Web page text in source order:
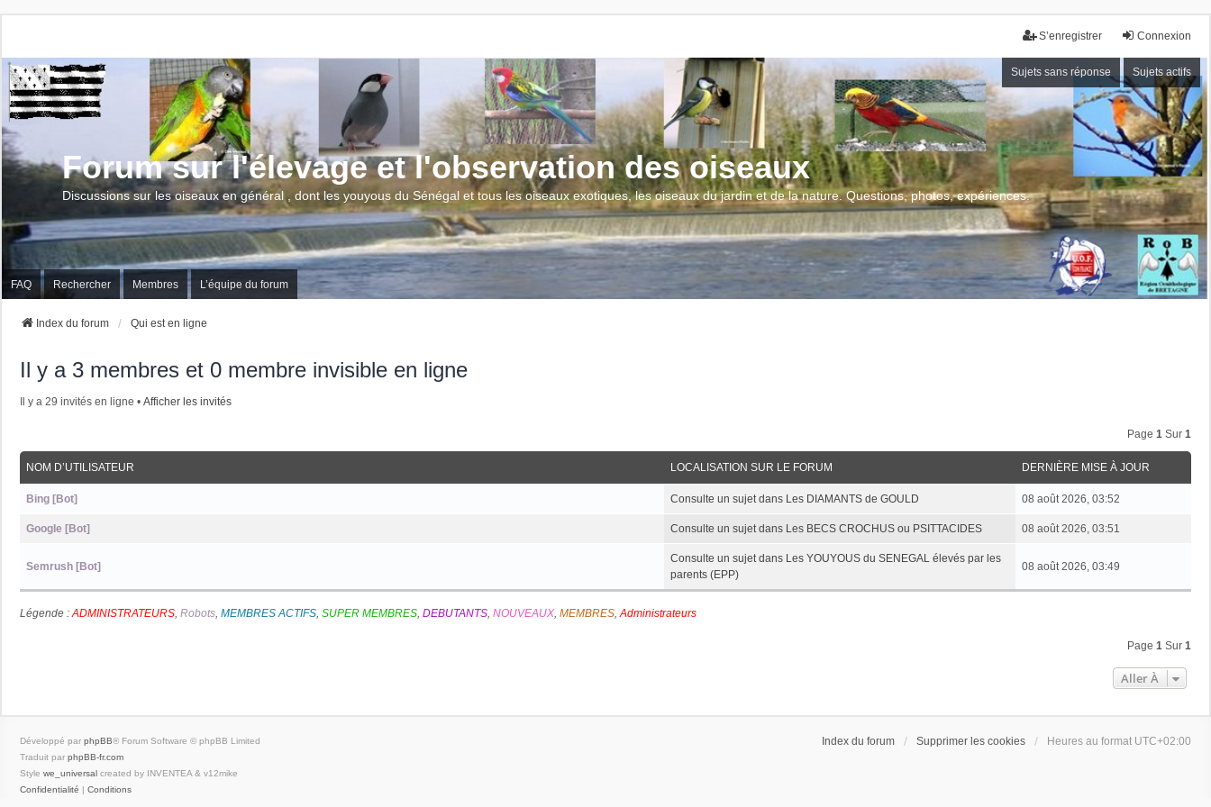
Connexion
S’enregistrer
Sujets sans réponse Sujets actifs
Forum sur l'élevage et l'observation des oiseaux
Discussions sur les oiseaux en général , dont les youyous du Sénégal et tous les oiseaux exotiques, les oiseaux du jardin et de la nature. Questions, photos, expériences.
FAQ Rechercher Membres L’équipe du forum
Index du forum Qui est en ligne
Il y a 3 membres et 0 membre invisible en ligne
Il y a 29 invités en ligne • Afficher les invités
Page 1 Sur 1
NOM D’UTILISATEUR LOCALISATION SUR LE FORUM DERNIÈRE MISE À JOUR
Bing [Bot] Consulte un sujet dans Les DIAMANTS de GOULD 08 août 2026, 03:52
Google [Bot] Consulte un sujet dans Les BECS CROCHUS ou PSITTACIDES 08 août 2026, 03:51
Semrush [Bot]
Consulte un sujet dans Les YOUYOUS du SENEGAL élevés par les
parents (EPP)
08 août 2026, 03:49
Légende :ADMINISTRATEURS, Robots, MEMBRES ACTIFS, SUPER MEMBRES, DEBUTANTS, NOUVEAUX, MEMBRES,Administrateurs
Page 1 Sur 1
Aller À
Index du forum Supprimer les cookies Heures au format UTC+02:00
Développé par phpBB® Forum Software © phpBB Limited
Traduit par phpBB-fr.com
Style we_universal created by INVENTEA & v12mike
Confidentialité | Conditions